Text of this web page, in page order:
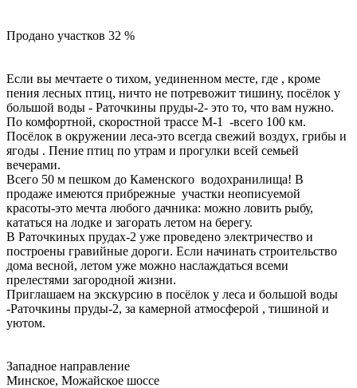
Продано участков 32 %
Если вы мечтаете о тихом, уединенном месте, где , кроме
пения лесных птиц, ничто не потревожит тишину, посёлок у
большой воды - Раточкины пруды-2- это то, что вам нужно.
По комфортной, скоростной трассе М-1 -всего 100 км.
Посёлок в окружении леса-это всегда свежий воздух, грибы и
ягоды . Пение птиц по утрам и прогулки всей семьей
вечерами.
Всего 50 м пешком до Каменского водохранилища! В
продаже имеются прибрежные участки неописуемой
красоты-это мечта любого дачника: можно ловить рыбу,
кататься на лодке и загорать летом на берегу.
В Раточкиных прудах-2 уже проведено электричество и
построены гравийные дороги. Если начинать строительство
дома весной, летом уже можно наслаждаться всеми
прелестями загородной жизни.
Приглашаем на экскурсию в посёлок у леса и большой воды
-Раточкины пруды-2, за камерной атмосферой , тишиной и
уютом.
Западное направление
Минское, Можайское шоссе